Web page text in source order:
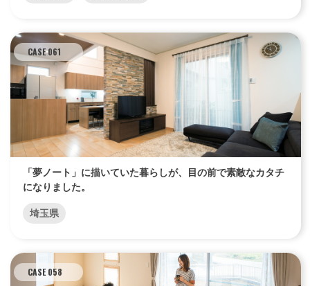
CASE 061
「夢ノート」に描いていた暮らしが、目の前で素敵なカタチ
になりました。
埼玉県
CASE 058